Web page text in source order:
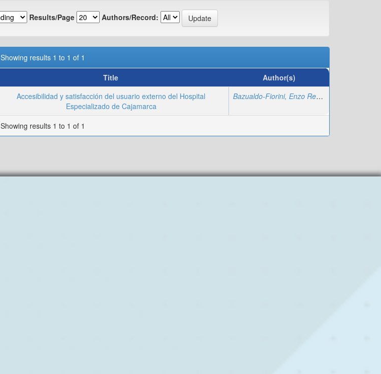
Results/Page Authors/Record:
Showing results 1 to 1 of 1
Title
Author(s)
Accesibilidad y satisfacción del usuario externo del Hospital
Especializado de Cajamarca
Bazualdo-Fiorini, Enzo Renatto
Showing results 1 to 1 of 1